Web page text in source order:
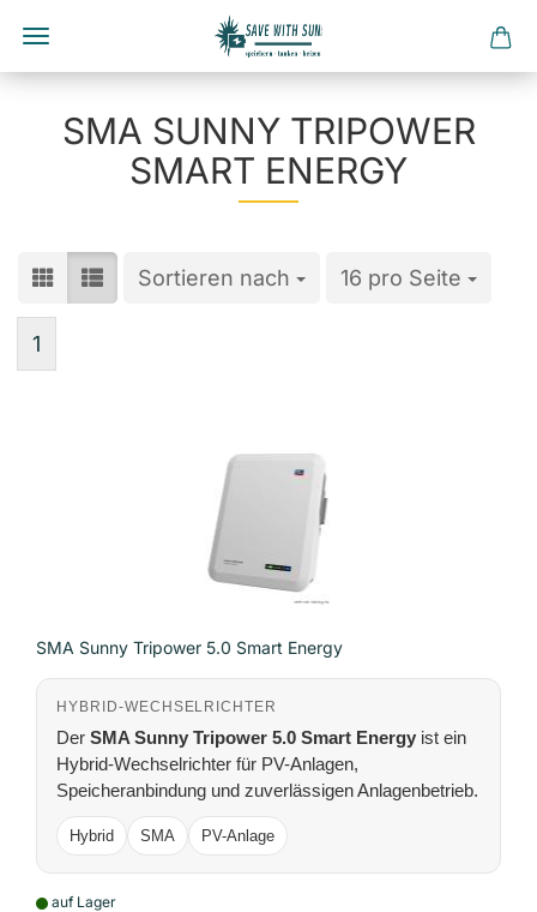
Direkt
HauptinhaltSMA SUNNY TRIPOWER
SMART ENERGY
Sortieren nach
Sortieren nach 16 pro Seite
pro Seite
1
SMA Sunny Tripower 5.0 Smart Energy
HYBRID-WECHSELRICHTER
Der SMA Sunny Tripower 5.0 Smart Energy ist ein
Hybrid-Wechselrichter für PV-Anlagen,
Speicheranbindung und zuverlässigen Anlagenbetrieb.
Hybrid SMA PV-Anlage
auf Lager